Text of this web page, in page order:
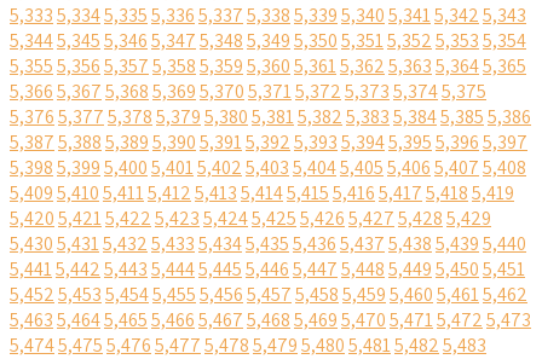
5,3335,3345,3355,3365,3375,3385,3395,3405,3415,3425,343
5,3445,3455,3465,3475,3485,3495,3505,3515,3525,3535,354
5,3555,3565,3575,3585,3595,3605,3615,3625,3635,3645,365
5,3665,3675,3685,3695,3705,3715,3725,3735,3745,375
5,3765,3775,3785,3795,3805,3815,3825,3835,3845,3855,386
5,3875,3885,3895,3905,3915,3925,3935,3945,3955,3965,397
5,3985,3995,4005,4015,4025,4035,4045,4055,4065,4075,408
5,4095,4105,4115,4125,4135,4145,4155,4165,4175,4185,419
5,4205,4215,4225,4235,4245,4255,4265,4275,4285,429
5,4305,4315,4325,4335,4345,4355,4365,4375,4385,4395,440
5,4415,4425,4435,4445,4455,4465,4475,4485,4495,4505,451
5,4525,4535,4545,4555,4565,4575,4585,4595,4605,4615,462
5,4635,4645,4655,4665,4675,4685,4695,4705,4715,4725,473
5,4745,4755,4765,4775,4785,4795,4805,4815,4825,483